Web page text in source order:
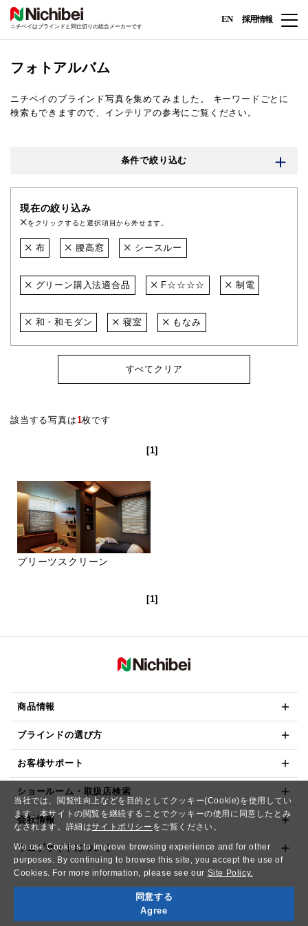
当社では、閲覧性向上などを目的としてクッキー(Cookie)を使用してい
ます。本サイトの閲覧を継続することでクッキーの使用に同意したとみ
なされます。詳細はサイトポリシー をご覧ください。
We use Cookies to improve browsing experience and for other
purposes. By continuing to browse this site, you accept the use of
Cookies. For more information, please see our Site Policy.
同意する
Agree
ニチベイはブラインドと間仕切りの総合メーカーです
EN 採用情報
フォトアルバム
ニチベイのブラインド写真を集めてみました。
キーワードごとに
検索もできますので、インテリアの参考にご覧ください。
条件で絞り込む
現在の絞り込み
をクリックすると選択項目から外せます。
布 腰高窓 シースルー
グリーン購入法適合品 F☆☆☆☆ 制電
和・和モダン 寝室 もなみ
すべてクリア
該当する写真は1枚です
[1]
プリーツスクリーン
[1]
商品情報
ブラインドの選び方
お客様サポート
ショールーム・取扱店検索
会社情報
ウェブサイトについて
Copyright© NICHIBEI CO.,LTD. All Rights Reserved.